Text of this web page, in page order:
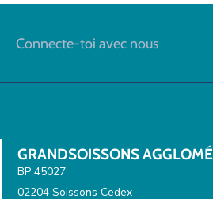
Connecte-toi avec nous
GRANDSOISSONS
BP 45027
02204 Soissons Cedex